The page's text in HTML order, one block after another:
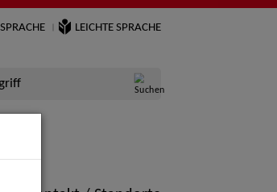
LEICHTE SPRACHE